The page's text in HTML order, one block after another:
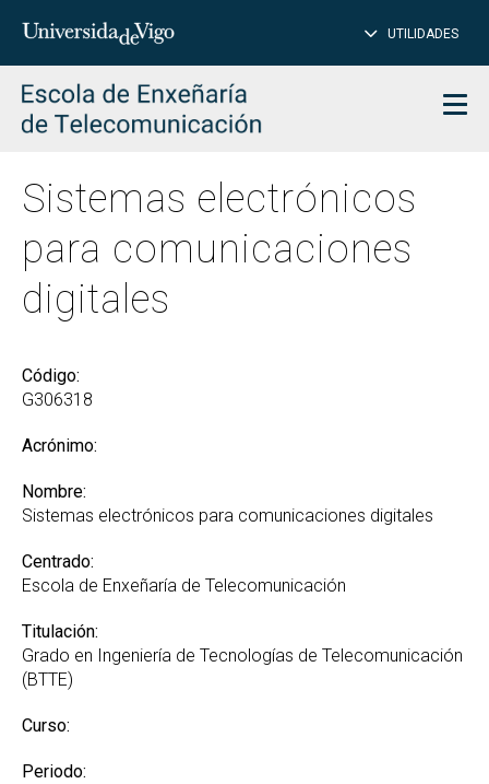
Insertar
para
buscar
UTILIDADES
Sistemas electrónicos
para comunicaciones
digitales
Código:
G306318
Acrónimo:
Nombre:
Sistemas electrónicos para comunicaciones digitales
Centrado:
Escola de Enxeñaría de Telecomunicación
Titulación:
Grado en Ingeniería de Tecnologías de Telecomunicación
(BTTE)
Curso:
Periodo: